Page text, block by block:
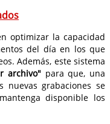
optimizar la capacidad
del día en los que
Además, este sistema
archivo" para que, una
grabaciones se
disponible los